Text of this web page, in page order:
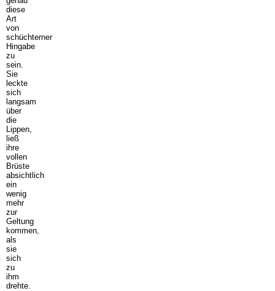
diese
Art
von
schüchterner
Hingabe
zu
sein.
Sie
leckte
sich
langsam
über
die
Lippen,
ließ
ihre
vollen
Brüste
absichtlich
ein
wenig
mehr
zur
Geltung
kommen,
als
sie
sich
zu
ihm
drehte.